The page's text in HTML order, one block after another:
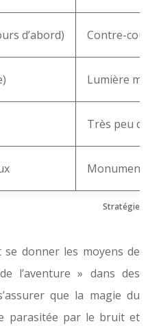
Stratégies
d’abord) Contre-
Lumière
Très peu
Monument
se donner les moyens de
l’aventure » dans des
que la magie du
parasitée par le bruit et